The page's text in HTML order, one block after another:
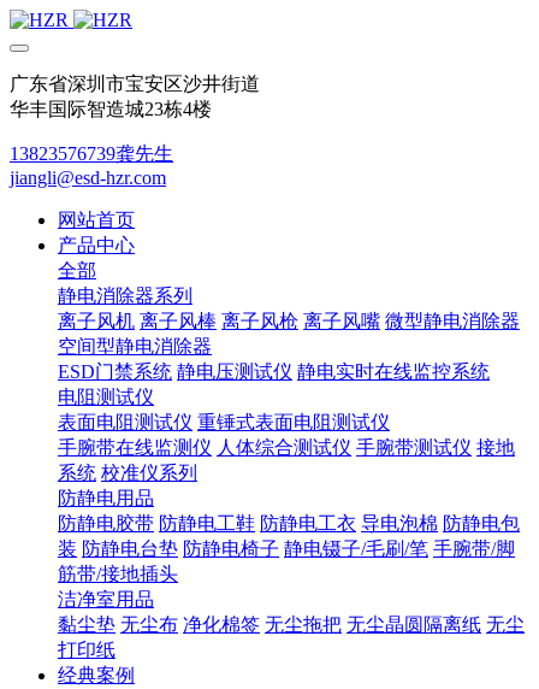
广东省深圳市宝安区沙井街道
华丰国际智造城23栋4楼
13823576739龚先生
jiangli@esd-hzr.com
网站首页
产品中心
全部
静电消除器系列
离子风机 离子风棒 离子风枪 离子风嘴 微型静电消除器
空间型静电消除器
ESD门禁系统 静电压测试仪 静电实时在线监控系统
电阻测试仪
表面电阻测试仪 重锤式表面电阻测试仪
手腕带在线监测仪 人体综合测试仪 手腕带测试仪 接地
系统 校准仪系列
防静电用品
防静电胶带 防静电工鞋 防静电工衣 导电泡棉 防静电包
装 防静电台垫 防静电椅子 静电镊子/毛刷/笔 手腕带/脚
筋带/接地插头
洁净室用品
黏尘垫 无尘布 净化棉签 无尘拖把 无尘晶圆隔离纸 无尘
打印纸
经典案例